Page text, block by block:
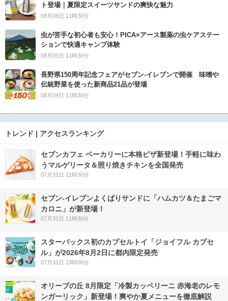
ト登場｜夏限定スイーツサンドの爽快な魅力
08月06日 11時30分
虫が苦手な初心者も安心！PICA×アース製薬の虫ケアステー
ションで快適キャンプ体験
08月05日 11時30分
長野県150周年記念フェアがセブン-イレブンで開催 味噌や
伝統野菜を使った新商品21品が登場
08月04日 11時30分
トレンド | アクセスランキング
セブンカフェ ベーカリーに本格ピザ新登場！手軽に味わ
うマルゲリータ＆照り焼きチキンを全国発売
07月31日 11時30分
セブン‐イレブンよくばりサンドに「ハムカツ＆たまごマ
カロニ」が新登場！
07月31日 11時30分
スターバックス初のカプセルトイ「ジョイフル カプセ
ル」が2026年8月2日に都内限定発売
07月31日 13時00分
オリーブの丘 8月限定「冷製カッペリーニ 赤海老のレモ
ンガーリック」新登場！爽やか夏メニューを徹底解説